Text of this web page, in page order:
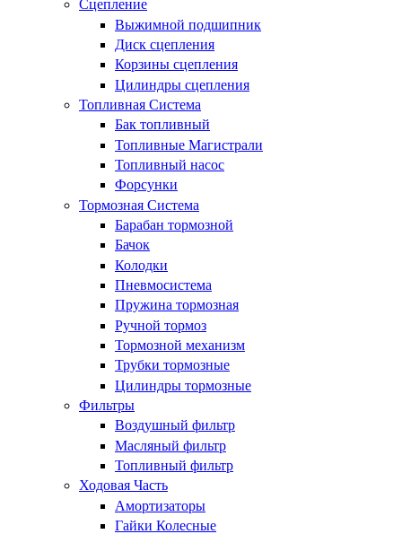
Сцепление
Выжимной подшипник
Диск сцепления
Корзины сцепления
Цилиндры сцепления
Топливная Система
Бак топливный
Топливные Магистрали
Топливный насос
Форсунки
Тормозная Система
Барабан тормозной
Бачок
Колодки
Пневмосистема
Пружина тормозная
Ручной тормоз
Тормозной механизм
Трубки тормозные
Цилиндры тормозные
Фильтры
Воздушный фильтр
Масляный фильтр
Топливный фильтр
Ходовая Часть
Амортизаторы
Гайки Колесные